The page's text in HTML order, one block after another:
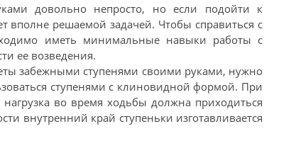
довольно непросто, но если подойти к
вполне решаемой задачей. Чтобы справиться с
иметь минимальные навыки работы с
ее возведения.
забежными ступенями своими руками, нужно
ступенями с клиновидной формой. При
во время ходьбы должна приходиться
внутренний край ступеньки изготавливается